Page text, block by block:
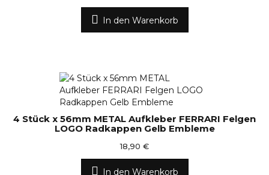
In den Warenkorb
4 Stück x 56mm METAL Aufkleber FERRARI Felgen
LOGO Radkappen Gelb Embleme
18,90 €
In den Warenkorb